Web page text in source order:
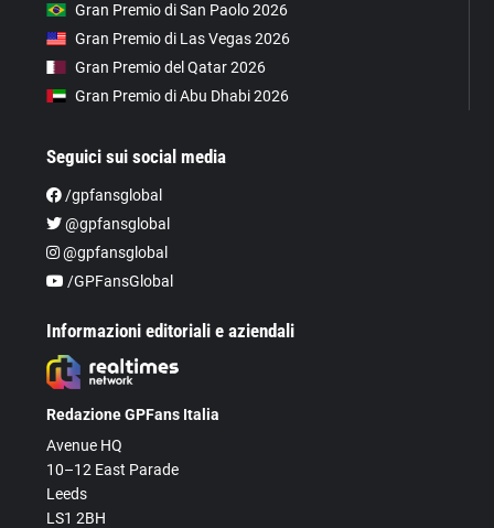
Gran Premio di San Paolo 2026
Gran Premio di Las Vegas 2026
Gran Premio del Qatar 2026
Gran Premio di Abu Dhabi 2026
Seguici sui social media
/gpfansglobal
@gpfansglobal
@gpfansglobal
/GPFansGlobal
Informazioni editoriali e aziendali
Redazione GPFans Italia
Avenue HQ
10–12 East Parade
Leeds
LS1 2BH